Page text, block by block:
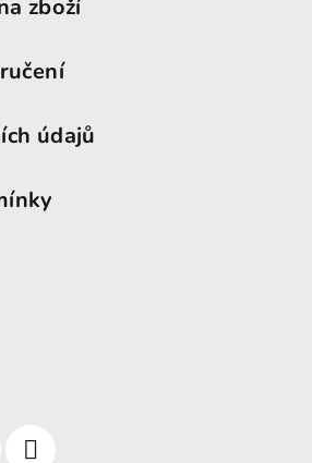
zboží
údajů